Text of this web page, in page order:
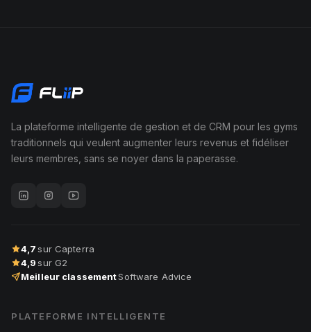
La plateforme intelligente de gestion et de CRM pour les gyms
traditionnels qui veulent augmenter leurs revenus et fidéliser
leurs membres, sans se noyer dans la paperasse.
4,7 sur Capterra
4,9 sur G2
Meilleur classementSoftware Advice
PLATEFORME INTELLIGENTE